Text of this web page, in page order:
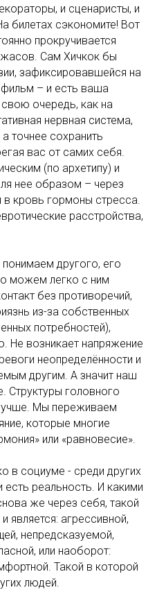
и сценаристы, и
билетах сэкономите! Вот
прокручивается
Сам Хичкок бы
зафиксировавшейся на
– и есть ваша
очередь, как на
нервная система,
точнее сохранить
вас от самих себя.
(по архетипу) и
нее образом – через
кровь гормоны стресса.
расстройства,
другого, его
можем легко с ним
без противоречий,
из-за собственных
потребностей),
Не возникает напряжение
неопределённости и
другим. А значит наш
Структуры головного
Мы переживаем
которые многие
или «равновесие».
в социуме - среди других
реальность. И какими
же через себя, такой
является: агрессивной,
непредсказуемой,
или наоборот:
Такой в которой
людей.